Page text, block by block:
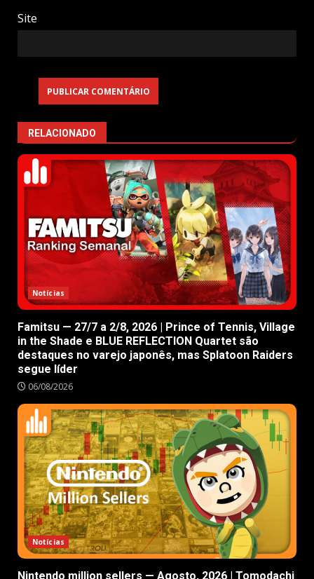
Site
RELACIONADO
Notícias
Famitsu — 27/7 a 2/8, 2026 | Prince of Tennis, Village
in the Shade e BLUE REFLECTION Quartet são
destaques no varejo japonês, mas Splatoon Raiders
segue líder
06/08/2026
Notícias
Nintendo million sellers — Agosto, 2026 | Tomodachi